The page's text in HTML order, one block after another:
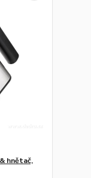
hnětač,